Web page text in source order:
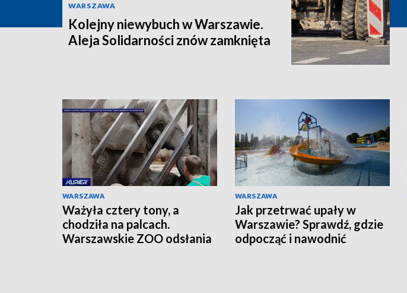
WARSZAWA
Kolejny niewybuch w Warszawie.
Aleja Solidarności znów zamknięta
WARSZAWA
Ważyła cztery tony, a
chodziła na palcach.
Warszawskie ZOO odsłania
WARSZAWA
Jak przetrwać upały w
Warszawie? Sprawdź, gdzie
odpocząć i nawodnić